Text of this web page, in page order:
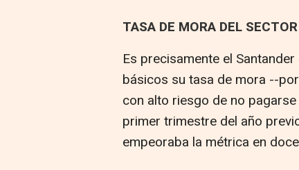
TASA DE MORA DEL
Es precisamente el
básicos su tasa de mora --
con alto riesgo de no
primer trimestre del año
empeoraba la métrica en